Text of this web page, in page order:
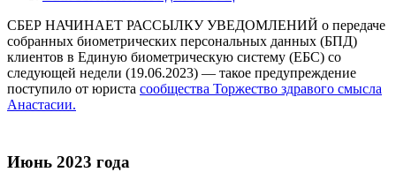
СБЕР НАЧИНАЕТ РАССЫЛКУ УВЕДОМЛЕНИЙ о передаче
собранных биометрических персональных данных (БПД)
клиентов в Единую биометрическую систему (ЕБС) со
следующей недели (19.06.2023) — такое предупреждение
поступило от юриста сообщества Торжество здравого смысла
Анастасии.
Июнь 2023 года